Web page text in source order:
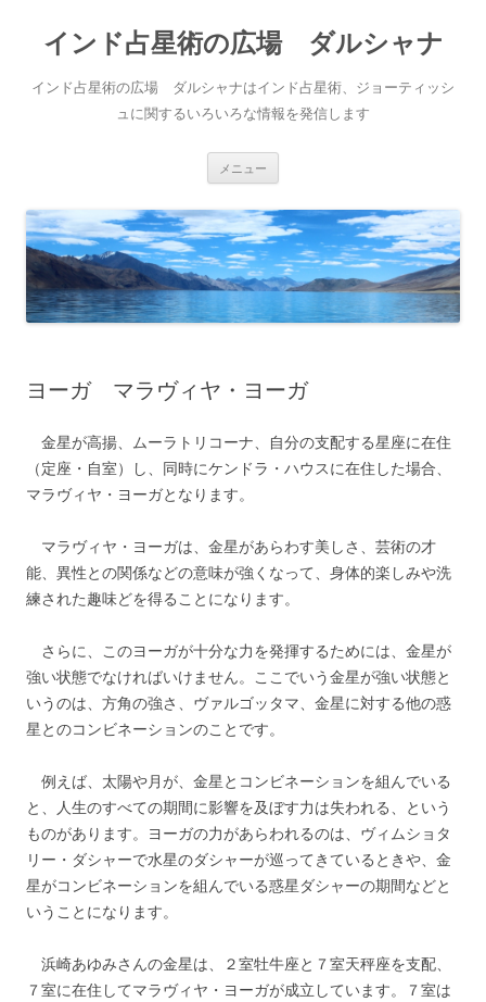
インド占星術の広場 ダルシャナ
インド占星術の広場 ダルシャナはインド占星術、ジョーティッシ
ュに関するいろいろな情報を発信します
メニュー
ヨーガ マラヴィヤ・ヨーガ
金星が高揚、ムーラトリコーナ、自分の支配する星座に在住
（定座・自室）し、同時にケンドラ・ハウスに在住した場合、
マラヴィヤ・ヨーガとなります。
マラヴィヤ・ヨーガは、金星があらわす美しさ、芸術の才
能、異性との関係などの意味が強くなって、身体的楽しみや洗
練された趣味どを得ることになります。
さらに、このヨーガが十分な力を発揮するためには、金星が
強い状態でなければいけません。ここでいう金星が強い状態と
いうのは、方角の強さ、ヴァルゴッタマ、金星に対する他の惑
星とのコンビネーションのことです。
例えば、太陽や月が、金星とコンビネーションを組んでいる
と、人生のすべての期間に影響を及ぼす力は失われる、という
ものがあります。ヨーガの力があらわれるのは、ヴィムショタ
リー・ダシャーで水星のダシャーが巡ってきているときや、金
星がコンビネーションを組んでいる惑星ダシャーの期間などと
いうことになります。
浜崎あゆみさんの金星は、２室牡牛座と７室天秤座を支配、
７室に在住してマラヴィヤ・ヨーガが成立しています。７室は